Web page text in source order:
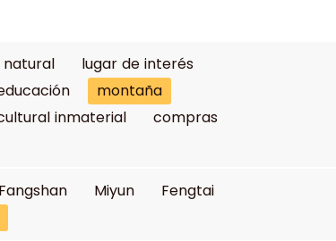
natural
lugar de interés
montaña
inmaterial
compras
Fangshan Miyun
Fengtai